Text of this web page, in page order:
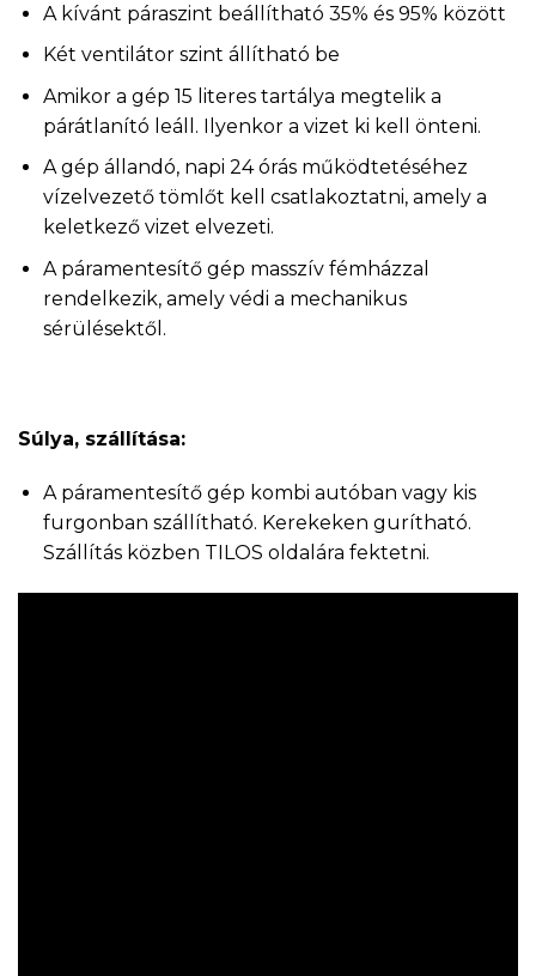
A kívánt páraszint beállítható 35% és 95% között
Két ventilátor szint állítható be
Amikor a gép 15 literes tartálya megtelik a
párátlanító leáll. Ilyenkor a vizet ki kell önteni.
A gép állandó, napi 24 órás működtetéséhez
vízelvezető tömlőt kell csatlakoztatni, amely a
keletkező vizet elvezeti.
A páramentesítő gép masszív fémházzal
rendelkezik, amely védi a mechanikus
sérülésektől.
Súlya, szállítása:
A páramentesítő gép kombi autóban vagy kis
furgonban szállítható. Kerekeken gurítható.
Szállítás közben TILOS oldalára fektetni.